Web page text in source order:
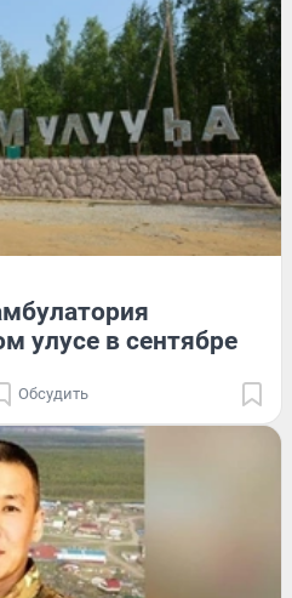
улусе в сентябре
Обсудить